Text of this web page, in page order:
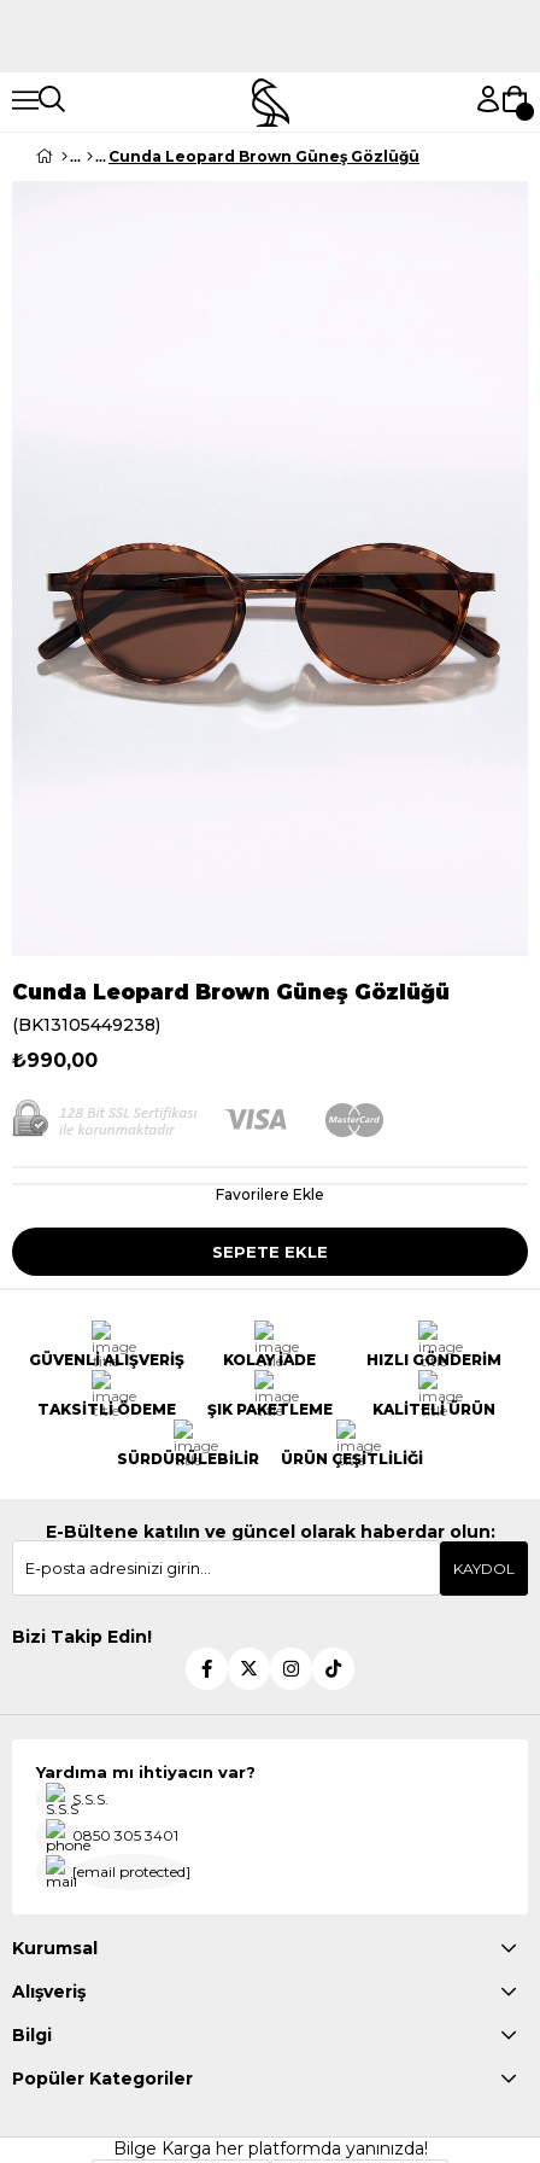
Cunda Leopard Brown Güneş Gözlüğü
Cunda Leopard Brown Güneş Gözlüğü
(BK13105449238)
₺990,00
Favorilere Ekle
GÜVENLİ ALIŞVERİŞ KOLAY İADE HIZLI GÖNDERİM
TAKSİTLİ ÖDEME ŞIK PAKETLEME KALİTELİ ÜRÜN
SÜRDÜRÜLEBİLİR ÜRÜN ÇEŞİTLİLİĞİ
E-Bültene katılın ve güncel olarak haberdar olun:
KAYDOL
Bizi Takip Edin!
Yardıma mı ihtiyacın var?
S.S.S.
0850 305 3401
[email protected]
Kurumsal
Alışveriş
Bilgi
Popüler Kategoriler
Bilge Karga her platformda yanınızda!